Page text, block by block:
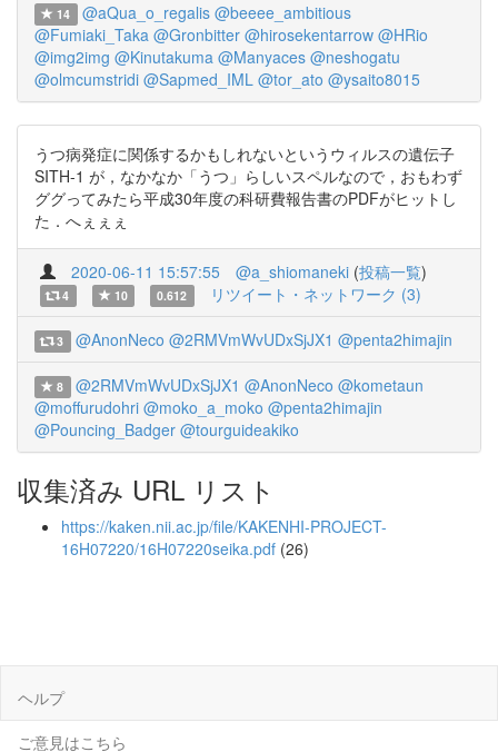
14 @aQua_o_regalis @beeee_ambitious
@Fumiaki_Taka @Gronbitter @hirosekentarrow @HRio
@img2img @Kinutakuma @Manyaces @neshogatu
@olmcumstridi @Sapmed_IML @tor_ato @ysaito8015
うつ病発症に関係するかもしれないというウィルスの遺伝子
SITH-1 が，なかなか「うつ」らしいスペルなので，おもわず
ググってみたら平成30年度の科研費報告書のPDFがヒットし
た．へぇぇぇ
2020-06-11 15:57:55 @a_shiomaneki (投稿一覧)
4 10 0.612 リツイート・ネットワーク (3)
3 @AnonNeco @2RMVmWvUDxSjJX1 @penta2himajin
8 @2RMVmWvUDxSjJX1 @AnonNeco @kometaun
@moffurudohri @moko_a_moko @penta2himajin
@Pouncing_Badger @tourguideakiko
収集済み URL リスト
https://kaken.nii.ac.jp/file/KAKENHI-PROJECT-
16H07220/16H07220seika.pdf (26)
ヘルプ
ご意見はこちら